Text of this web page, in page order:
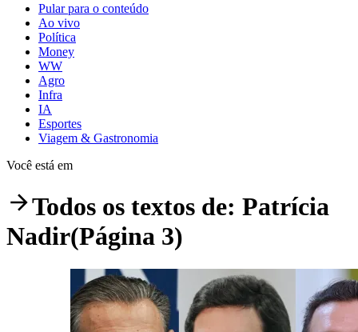
Pular para o conteúdo
Ao vivo
Política
Money
WW
Agro
Infra
IA
Esportes
Viagem & Gastronomia
Você está em
Todos os textos de: Patrícia
Nadir(Página 3)